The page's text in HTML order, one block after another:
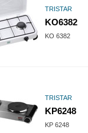
TRISTAR
KO6382
KO 6382
TRISTAR
KP6248
KP 6248